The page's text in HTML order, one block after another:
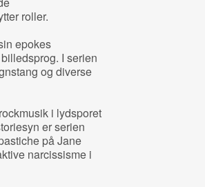
roller.
epokes
I serien
og diverse
i lydsporet
er serien
på Jane
narcissisme i